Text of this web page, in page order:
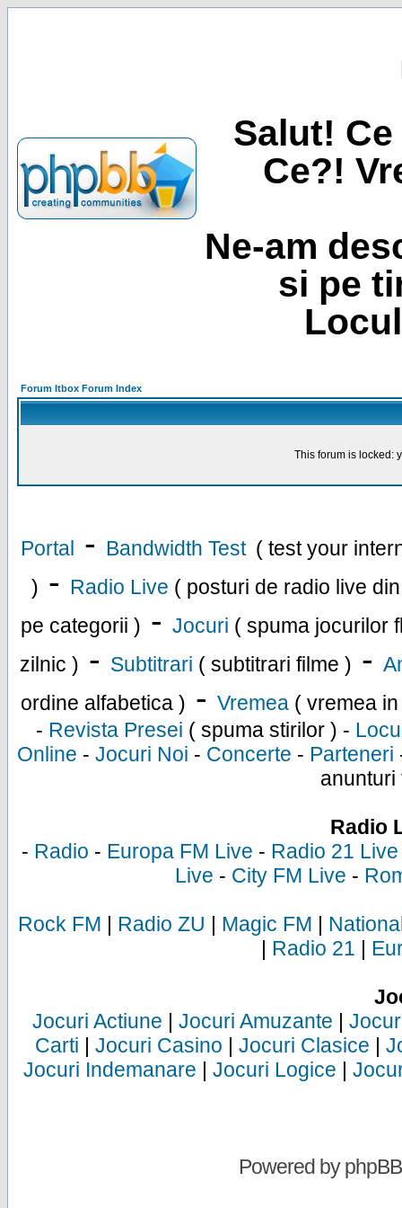
Salut!
Ce?!
Ne-am
si pe
Forum Itbox Forum Index
This forum is locked:
Portal - Bandwidth Test ( test your
) - Radio Live ( posturi de radio live
pe categorii ) - Jocuri ( spuma jocurilor
zilnic ) - Subtitrari ( subtitrari filme ) -
ordine alfabetica ) - Vremea ( vremea
- Revista Presei ( spuma stirilor ) -
Online - Jocuri Noi - Concerte - Parteneri
anunturi
Radio
- Radio - Europa FM Live - Radio 21 Live
Live - City FM Live -
Rock FM | Radio ZU | Magic FM |
| Radio 21 |
Jocuri Actiune | Jocuri Amuzante |
Carti | Jocuri Casino | Jocuri Clasice |
Jocuri Indemanare | Jocuri Logice |
Powered byphpBB